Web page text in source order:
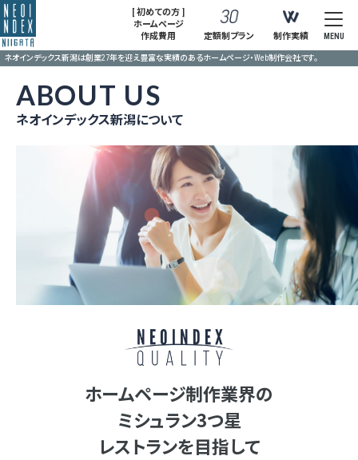
[ 初めての方 ]
ホームページ
作成費用
定額制プラン 制作実績 MENU
ネオインデックス新潟は創業27年を迎え豊富な実績のあるホームページ・Web制作会社です。
ABOUT US
ネオインデックス新潟について
ホームページ制作業界の
ミシュラン3つ星
レストランを目指して